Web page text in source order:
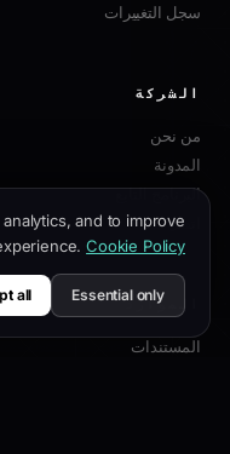
سجل التغييرات
الشركة
من نحن
المدونة
البرنامج التابع
اتصل بنا
الموارد
المستندات
and to improve
Cookie Policy
Essential only
all